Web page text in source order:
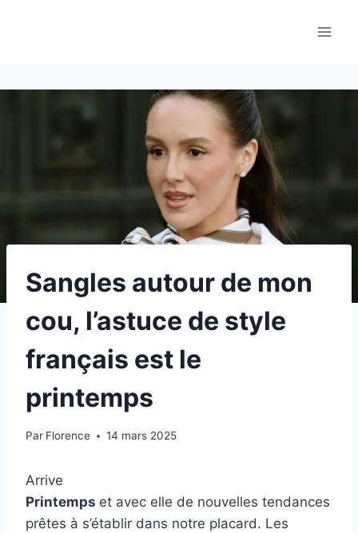
Sangles autour de mon
cou, l’astuce de style
français est le
printemps
Par Florence 14 mars 2025
Arrive
Printemps et avec elle de nouvelles tendances
prêtes à s’établir dans notre placard. Les